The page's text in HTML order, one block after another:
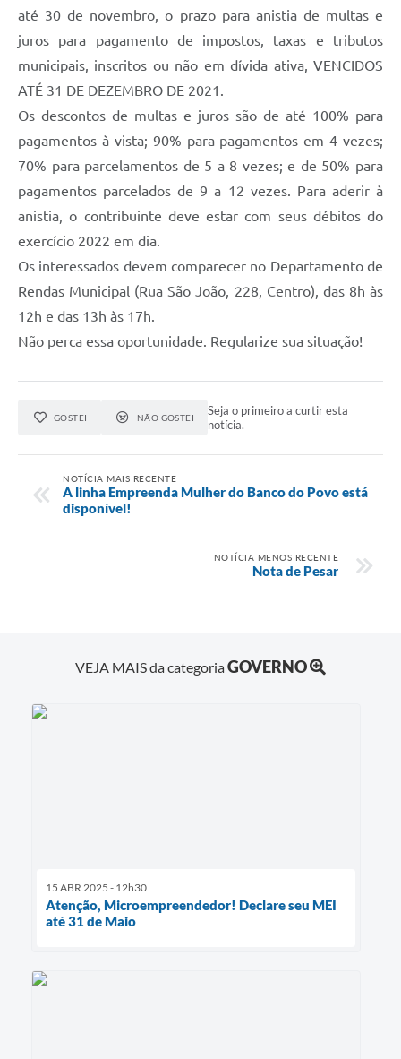
até 30 de novembro, o prazo para anistia de multas e
juros para pagamento de impostos, taxas e tributos
municipais, inscritos ou não em dívida ativa, VENCIDOS
ATÉ 31 DE DEZEMBRO DE 2021.
Os descontos de multas e juros são de até 100% para
pagamentos à vista; 90% para pagamentos em 4 vezes;
70% para parcelamentos de 5 a 8 vezes; e de 50% para
pagamentos parcelados de 9 a 12 vezes. Para aderir à
anistia, o contribuinte deve estar com seus débitos do
exercício 2022 em dia.
Os interessados devem comparecer no Departamento de
Rendas Municipal (Rua São João, 228, Centro), das 8h às
12h e das 13h às 17h.
Não perca essa oportunidade. Regularize sua situação!
GOSTEI NÃO GOSTEI
Seja o primeiro a curtir esta
notícia.
NOTÍCIA MAIS RECENTE
A linha Empreenda Mulher do Banco do Povo está
disponível!
NOTÍCIA MENOS RECENTE
Nota de Pesar
VEJA MAIS da categoriaGOVERNO
15 ABR 2025 - 12h30
Atenção, Microempreendedor! Declare seu MEI
até 31 de Maio